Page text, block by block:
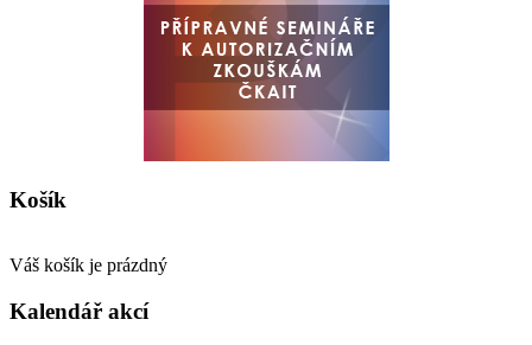
Košík
Váš košík je prázdný
Kalendář akcí